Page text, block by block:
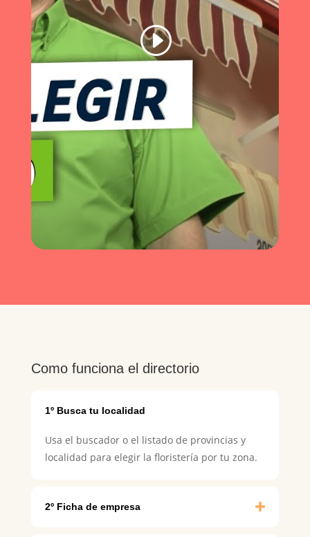
Como funciona el directorio
1º Busca tu localidad
Usa el buscador o el listado de provincias y
localidad para elegir la floristería por tu zona.
2º Ficha de empresa